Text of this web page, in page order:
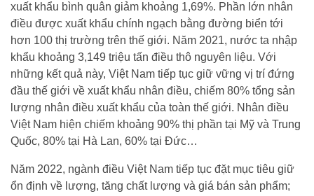
xuất khẩu bình quân giảm khoảng 1,69%. Phần lớn nhân
điều được xuất khẩu chính ngạch bằng đường biển tới
hơn 100 thị trường trên thế giới. Năm 2021, nước ta nhập
khẩu khoảng 3,149 triệu tấn điều thô nguyên liệu. Với
những kết quả này, Việt Nam tiếp tục giữ vững vị trí đứng
đầu thế giới về xuất khẩu nhân điều, chiếm 80% tổng sản
lượng nhân điều xuất khẩu của toàn thế giới. Nhân điều
Việt Nam hiện chiếm khoảng 90% thị phần tại Mỹ và Trung
Quốc, 80% tại Hà Lan, 60% tại Đức…
Năm 2022, ngành điều Việt Nam tiếp tục đặt mục tiêu giữ
ổn định về lượng, tăng chất lượng và giá bán sản phẩm;